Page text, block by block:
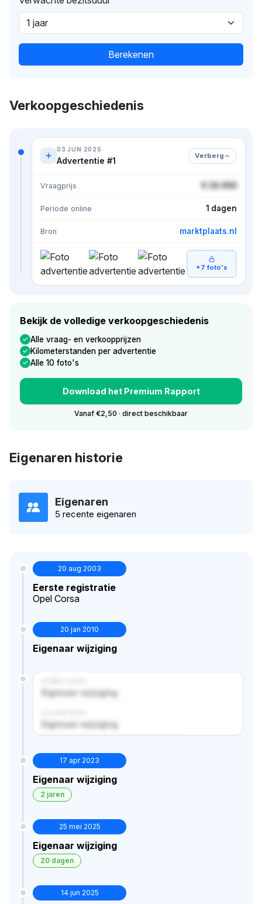
Berekenen
Verkoopgeschiedenis
03 JUN 2025
Advertentie #1 Verberg
Vraagprijs € 24.950
Periode online 1 dagen
Bron marktplaats.nl
+7 foto's
Bekijk de volledige verkoopgeschiedenis
Alle vraag- en verkoopprijzen
Kilometerstanden per advertentie
Alle 10 foto's
Download het Premium Rapport
Vanaf €2,50 · direct beschikbaar
Eigenaren historie
Eigenaren
5 recente eigenaren
20 aug 2003
Eerste registratie
Opel Corsa
20 jan 2010
Eigenaar wijziging
Eigenaar wijziging
Eigenaar wijziging
17 apr 2023
Eigenaar wijziging
2 jaren
25 mei 2025
Eigenaar wijziging
20 dagen
14 jun 2025